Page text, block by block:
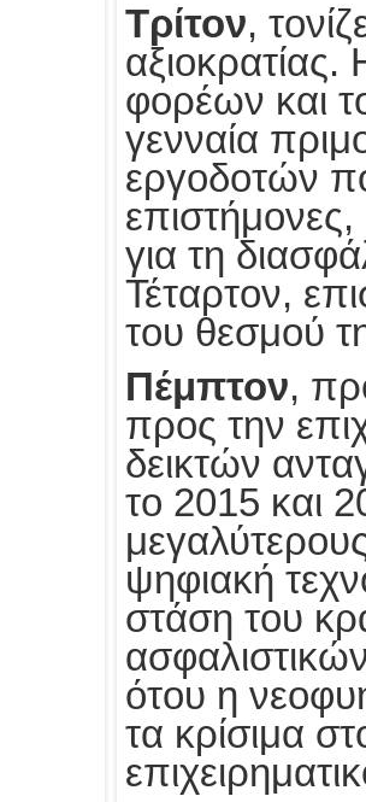
Τρίτον,
αξιοκρατίας.
φορέων και
γενναία
εργοδοτών
για τη
Τέταρτον,
του θεσμού
Πέμπτον,
προς την
δεικτών
το 2015 και
ψηφιακή
στάση του
ότου η
τα κρίσιμα